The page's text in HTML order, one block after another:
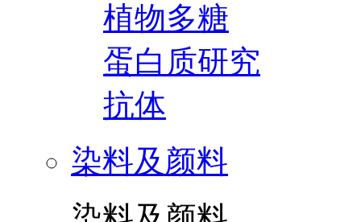
植物多糖
蛋白质研究
抗体
染料及颜料